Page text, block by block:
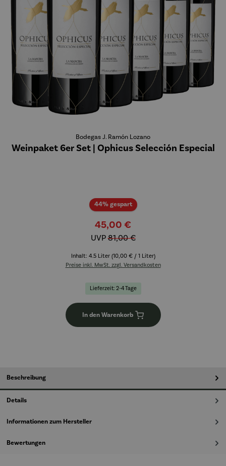
Bodegas J. Ramón Lozano
Weinpaket 6er Set | Ophicus Selección Especial
44% gespartRabatt
45,00 €
UVP81,00 €
Inhalt: 4.5 Liter (10,00 € / 1 Liter)
Preise inkl. MwSt. zzgl. Versandkosten
Lieferzeit: 2-4 Tage
In den Warenkorb
Beschreibung
Details
Informationen zum Hersteller
Bewertungen